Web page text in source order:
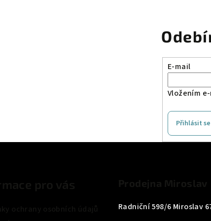
E-mail
Vložením
Přihlásit se
Radniční 598/6 Miroslav